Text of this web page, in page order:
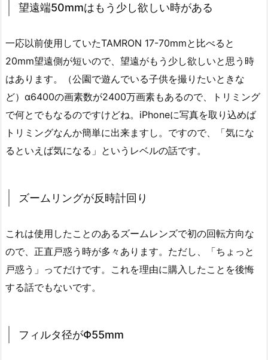
望遠端50mmはもう少し欲しい時がある
一応以前使用していたTAMRON 17-70mmと比べると
20mm望遠側が短いので、望遠がもう少し欲しいと思う時
はあります。（公園で遊んでいる子供を撮りたいときな
ど）α6400の画素数が2400万画素もあるので、トリミング
で何とでもなるのですけどね。iPhoneに写真を取り込めば
トリミングなんか簡単に出来ますし。ですので、「気にな
るといえば気になる」というレベルの話です。
ズームリングが反時計回り
これは使用したことのあるズームレンズで初の回転方向な
ので、正直戸惑う時が多々あります。ただし、「ちょっと
戸惑う」ってだけです。これを理由に購入したことを後悔
する話でもないです。
フィルタ径がΦ55mm